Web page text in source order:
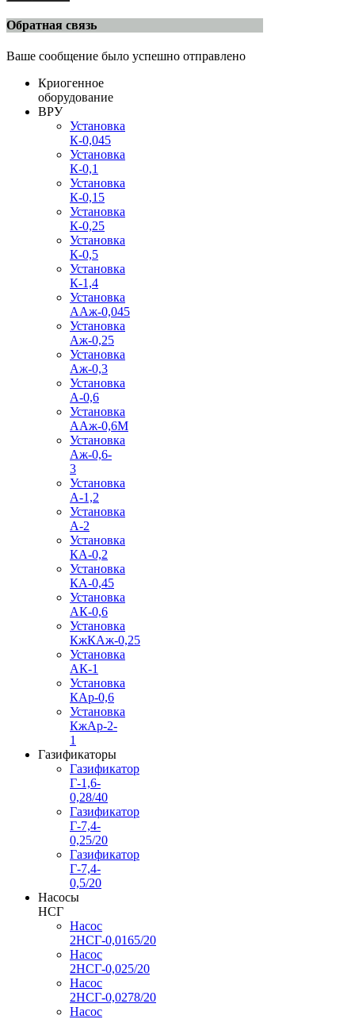
Обратная связь
Ваше сообщение было успешно отправлено
Криогенное
оборудование
ВРУ
Установка
К-0,045
Установка
К-0,1
Установка
К-0,15
Установка
К-0,25
Установка
К-0,5
Установка
К-1,4
Установка
ААж-0,045
Установка
Аж-0,25
Установка
Аж-0,3
Установка
А-0,6
Установка
ААж-0,6М
Установка
Аж-0,6-
3
Установка
А-1,2
Установка
А-2
Установка
КА-0,2
Установка
КА-0,45
Установка
АК-0,6
Установка
КжКАж-0,25
Установка
АК-1
Установка
КАр-0,6
Установка
КжАр-2-
1
Газификаторы
Газификатор
Г-1,6-
0,28/40
Газификатор
Г-7,4-
0,25/20
Газификатор
Г-7,4-
0,5/20
Насосы
НСГ
Насос
2НСГ-0,0165/20
Насос
2НСГ-0,025/20
Насос
2НСГ-0,0278/20
Насос